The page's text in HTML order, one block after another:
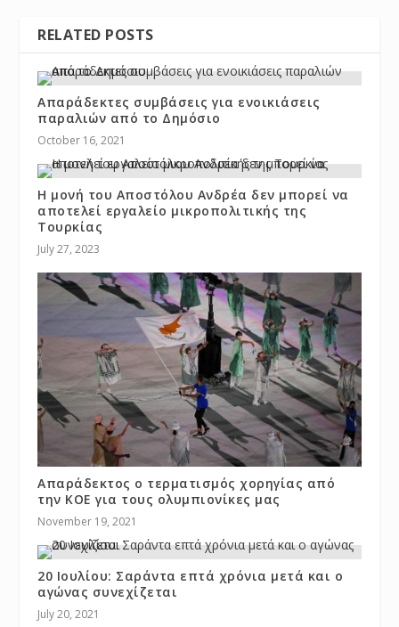
RELATED POSTS
Απαράδεκτες συμβάσεις για ενοικιάσεις
παραλιών από το Δημόσιο
October 16, 2021
Η μονή του Αποστόλου Ανδρέα δεν μπορεί να
αποτελεί εργαλείο μικροπολιτικής της
Τουρκίας
July 27, 2023
Απαράδεκτος ο τερματισμός χορηγίας από
την ΚΟΕ για τους ολυμπιονίκες μας
November 19, 2021
20 Ιουλίου: Σαράντα επτά χρόνια μετά και ο
αγώνας συνεχίζεται
July 20, 2021